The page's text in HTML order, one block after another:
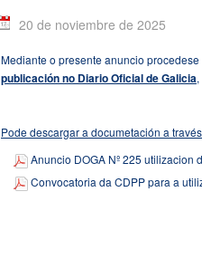
20 de noviembre de 2025
Mediante o presente anuncio
publicación no Diario Oficial de Galicia
Pode descargar a documetación a
Anuncio DOGA Nº 225 utilizacion
Convocatoria da CDPP para a